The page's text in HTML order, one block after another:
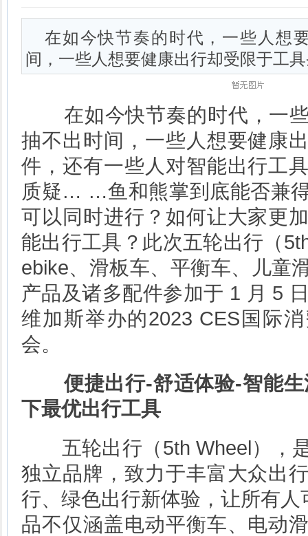
在如今快节奏的时代，一些人想
间，一些人想要健康出行却受限于工
在如今快节奏的时代，一些
抽不出时间，一些人想要健康
件，还有一些人对智能出行工
质疑… …鱼和熊掌到底能否兼
可以同时进行？如何让大家更
能出行工具？此次五轮出行（
ebike、滑板车、平衡车、儿童
产品及诸多配件参加于 1 月 5
维加斯举办的2023 CES国际
会。
便捷出行-舒适体验-智能生
下最优出行工具
五轮出行（5th Wheel），
独立品牌，致力于丰富大众出
行、绿色出行新体验，让所有人
品不仅涵盖电动平衡车、电动